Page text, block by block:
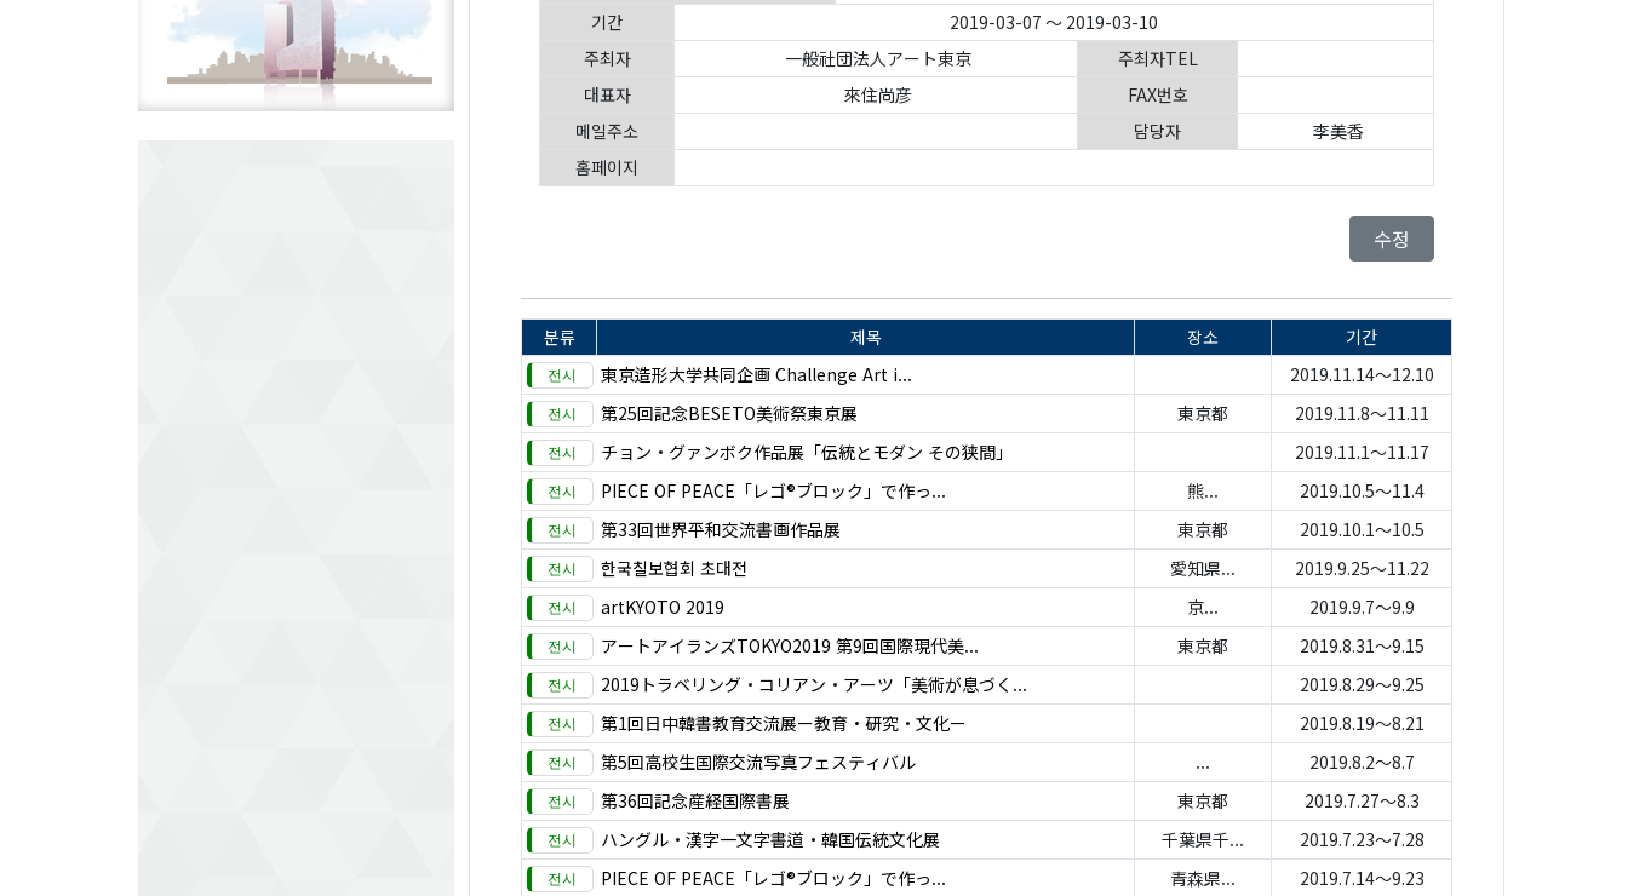
기간
2019-03-07 ～ 2019-03-10
주최자
一般社団法人アート東京
주최자TEL
대표자
來住尚彦
FAX번호
메일주소
담당자
李美香
홈페이지
수정
분류 제목 장소
기간
東京造形大学共同企画 Challenge Art i...
2019.11.14～12.10
第25回記念BESETO美術祭東京展
東京都
2019.11.8～11.11
チョン・グァンボク作品展「伝統とモダン その狭間」
2019.11.1～11.17
PIECE OF PEACE「レゴ®ブロック」で作っ...
熊...
2019.10.5～11.4
第33回世界平和交流書画作品展
東京都
2019.10.1～10.5
한국칠보협회 초대전
愛知県...
2019.9.25～11.22
artKYOTO 2019
京...
2019.9.7～9.9
アートアイランズTOKYO2019 第9回国際現代美...
東京都
2019.8.31～9.15
2019トラベリング・コリアン・アーツ「美術が息づく...
2019.8.29～9.25
第1回日中韓書教育交流展ー教育・研究・文化ー
2019.8.19～8.21
第5回高校生国際交流写真フェスティバル
...
2019.8.2～8.7
第36回記念産経国際書展
東京都
2019.7.27～8.3
ハングル・漢字一文字書道・韓国伝統文化展
千葉県千...
2019.7.23～7.28
PIECE OF PEACE「レゴ®ブロック」で作っ...
青森県...
2019.7.14～9.23